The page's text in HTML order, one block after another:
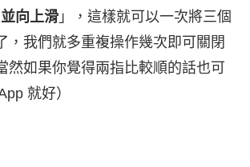
向上滑 」，這樣就可以一次將三個
，我們就多重複操作幾次即可關閉
然如果你覺得兩指比較順的話也可
就好）